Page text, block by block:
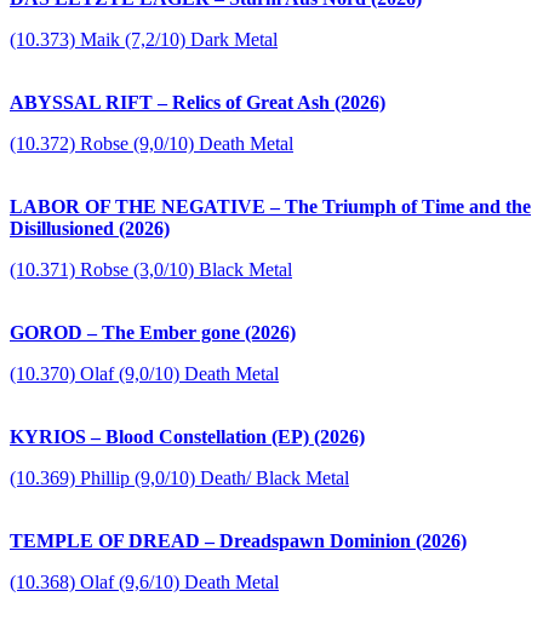
(10.373) Maik (7,2/10) Dark Metal
ABYSSAL RIFT – Relics of Great Ash (2026)
(10.372) Robse (9,0/10) Death Metal
LABOR OF THE NEGATIVE – The Triumph of Time and the
Disillusioned (2026)
(10.371) Robse (3,0/10) Black Metal
GOROD – The Ember gone (2026)
(10.370) Olaf (9,0/10) Death Metal
KYRIOS – Blood Constellation (EP) (2026)
(10.369) Phillip (9,0/10) Death/ Black Metal
TEMPLE OF DREAD – Dreadspawn Dominion (2026)
(10.368) Olaf (9,6/10) Death Metal